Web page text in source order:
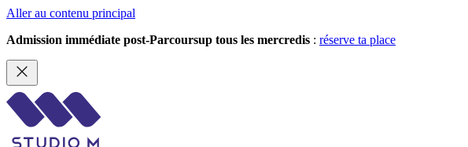
Aller au contenu principal
Admission immédiate post-Parcoursup tous les mercredis : réserve ta place